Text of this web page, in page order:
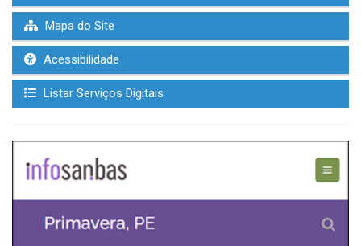
Mapa do Site
Acessibilidade
Listar Serviços Digitais